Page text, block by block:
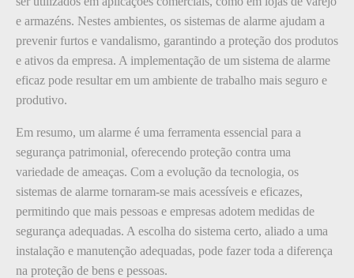
e armazéns. Nestes ambientes, os sistemas de alarme ajudam a
prevenir furtos e vandalismo, garantindo a proteção dos produtos
e ativos da empresa. A implementação de um sistema de alarme
eficaz pode resultar em um ambiente de trabalho mais seguro e
produtivo.
Em resumo, um alarme é uma ferramenta essencial para a
segurança patrimonial, oferecendo proteção contra uma
variedade de ameaças. Com a evolução da tecnologia, os
sistemas de alarme tornaram-se mais acessíveis e eficazes,
permitindo que mais pessoas e empresas adotem medidas de
segurança adequadas. A escolha do sistema certo, aliado a uma
instalação e manutenção adequadas, pode fazer toda a diferença
na proteção de bens e pessoas.